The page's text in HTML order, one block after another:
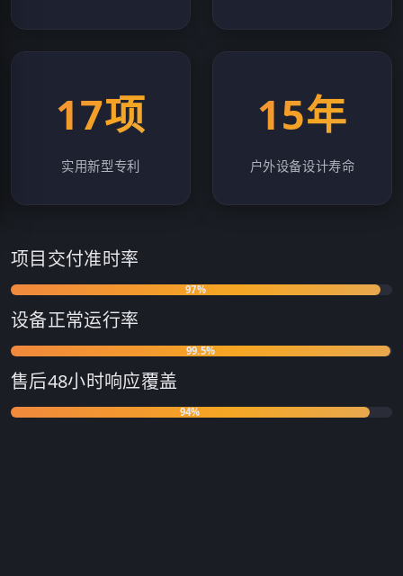
17项
实用新型专利
15年
户外设备设计寿命
项目交付准时率
97%
设备正常运行率
99.5%
售后48小时响应覆盖
94%